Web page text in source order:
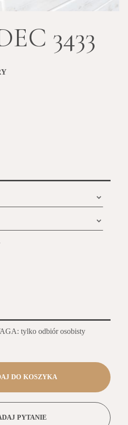
3433
tylko odbiór osobisty
PYTANIE